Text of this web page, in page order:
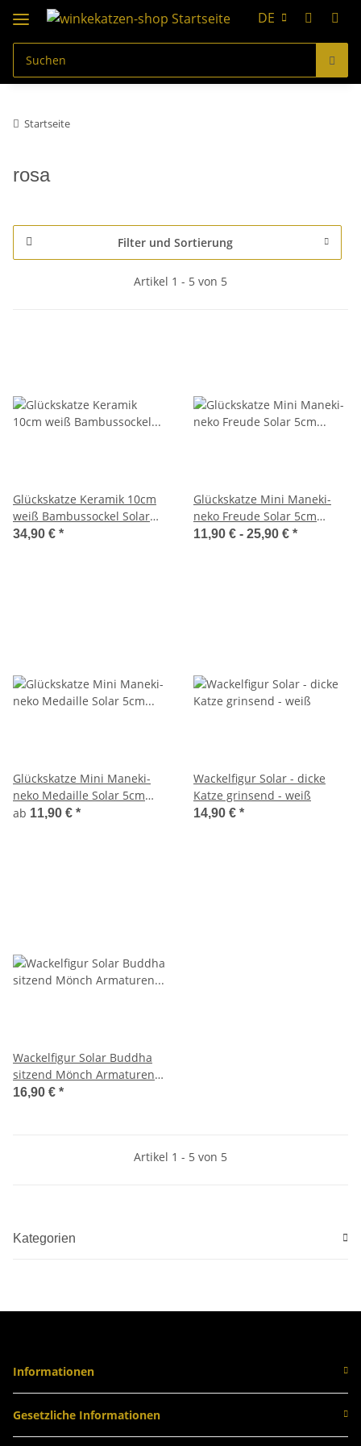
DE
Startseite
rosa
Filter und Sortierung
Artikel 1 - 5 von 5
Glückskatze Keramik 10cm
weiß Bambussockel Solar
Maneki-neko Winkekatze
34,90 € *
Glückskatze Mini Maneki-
neko Freude Solar 5cm
Winkekatze Lucky cat
11,90 € - 25,90 € *
Glückskatze Mini Maneki-
neko Medaille Solar 5cm
Winkekatze Lucky cat
ab 11,90 € *
Wackelfigur Solar - dicke
Katze grinsend - weiß
14,90 € *
Wackelfigur Solar Buddha
sitzend Mönch Armaturen
Wackelkopf Solarfigur
16,90 € *
Artikel 1 - 5 von 5
Kategorien
Informationen
Gesetzliche Informationen